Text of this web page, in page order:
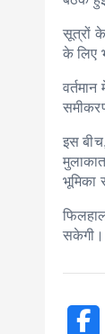
सूत्रों के
के लिए
इस
भूमिका
सकेगी।